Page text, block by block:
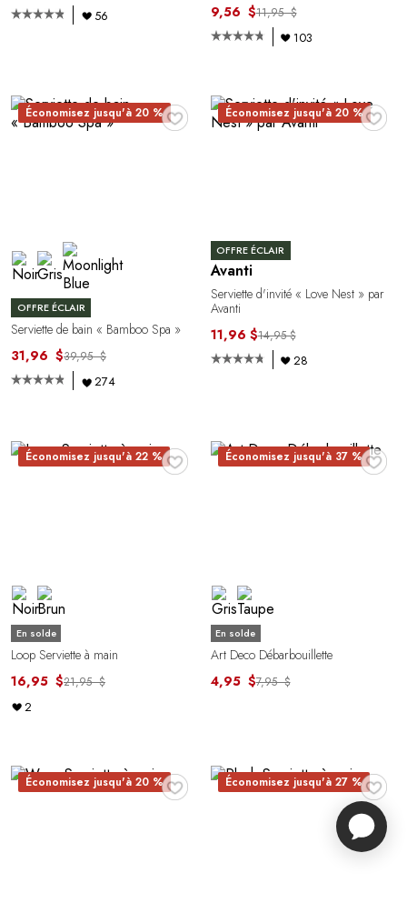
56
9,56 $11,95 $
103
♥
Économisez jusqu'à 20 %
OFFRE ÉCLAIR
Serviette de bain « Bamboo Spa »
31,96 $39,95 $
274
♥
Économisez jusqu'à 20 %
OFFRE ÉCLAIR
Avanti
Serviette d'invité « Love Nest » par
Avanti
11,96 $14,95 $
28
♥
Économisez jusqu'à 22 %
En solde
Loop Serviette à main
16,95 $21,95 $
2
♥
Économisez jusqu'à 37 %
En solde
Art Deco Débarbouillette
4,95 $7,95 $
♥
Économisez jusqu'à 20 % ♥
Économisez jusqu'à 27 %